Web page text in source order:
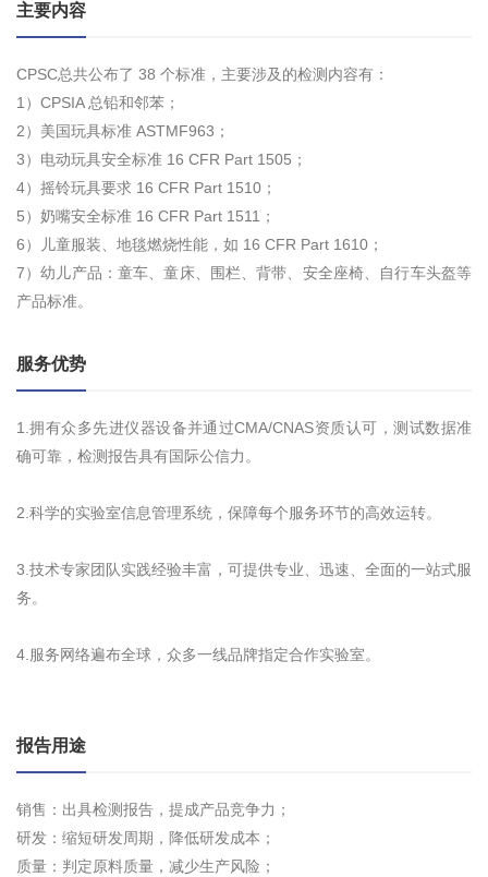
主要内容
CPSC总共公布了 38 个标准，主要涉及的检测内容有：
1）CPSIA 总铅和邻苯；
2）美国玩具标准 ASTMF963；
3）电动玩具安全标准 16 CFR Part 1505；
4）摇铃玩具要求 16 CFR Part 1510；
5）奶嘴安全标准 16 CFR Part 1511；
6）儿童服装、地毯燃烧性能，如 16 CFR Part 1610；
7）幼儿产品：童车、童床、围栏、背带、安全座椅、自行车头盔等
产品标准。
服务优势
1.拥有众多先进仪器设备并通过CMA/CNAS资质认可，测试数据准
确可靠，检测报告具有国际公信力。
2.科学的实验室信息管理系统，保障每个服务环节的高效运转。
3.技术专家团队实践经验丰富，可提供专业、迅速、全面的一站式服
务。
4.服务网络遍布全球，众多一线品牌指定合作实验室。
报告用途
销售：出具检测报告，提成产品竞争力；
研发：缩短研发周期，降低研发成本；
质量：判定原料质量，减少生产风险；